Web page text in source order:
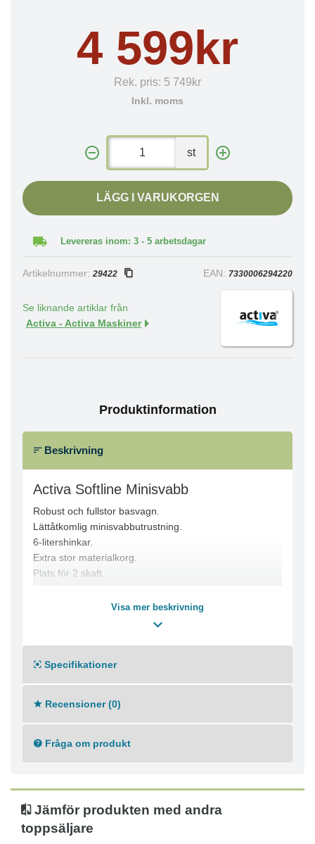
4 599kr
Rek. pris: 5 749kr
Inkl. moms
st
LÄGG I VARUKORGEN
Levereras inom: 3 - 5 arbetsdagar
Artikelnummer: 29422 EAN: 7330006294220
Se liknande artiklar från
Activa - Activa Maskiner
Produktinformation
Beskrivning
Activa Softline Minisvabb
Robust och fullstor basvagn.
Lättåtkomlig minisvabbutrustning.
6-litershinkar.
Extra stor materialkorg.
Plats för 2 skaft.
Visa mer beskrivning
Specifikationer
Recensioner (0)
Fråga om produkt
Jämför produkten med andra
toppsäljare